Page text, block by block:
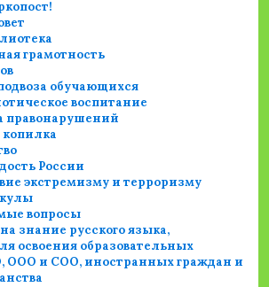
грамотность
обучающихся
воспитание
правонарушений
России
экстремизму и терроризму
вопросы
знание русского языка,
освоения образовательных
ООО и СОО, иностранных граждан и